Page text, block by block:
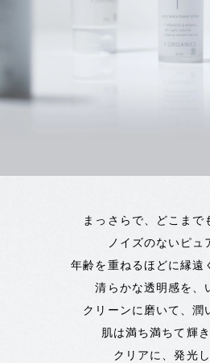
まっさらで、どこまで
ノイズのないピュ
年齢を重ねるほどに縁遠
清らかな透明感を、
クリーンに磨いて、潤
肌は満ち満ちて輝
クリアに、発光